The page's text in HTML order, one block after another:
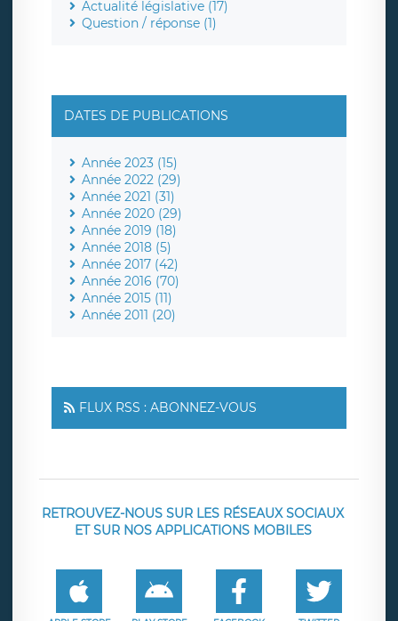
Actualité législative (17)
Question / réponse (1)
DATES DE PUBLICATIONS
Année 2023 (15)
Année 2022 (29)
Année 2021 (31)
Année 2020 (29)
Année 2019 (18)
Année 2018 (5)
Année 2017 (42)
Année 2016 (70)
Année 2015 (11)
Année 2011 (20)
FLUX RSS : ABONNEZ-VOUS
RETROUVEZ-NOUS SUR LES RÉSEAUX SOCIAUX
ET SUR NOS APPLICATIONS MOBILES